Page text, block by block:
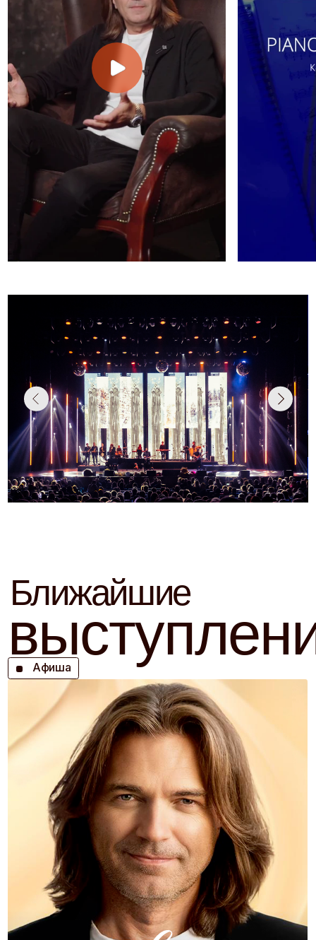
Дата Город/место
19 июл
2026 Филармония
Витебск
Купить билет
12 ОКТ
2026 ДК "Родина", 19:00
Киров
Купить билет
13 ОКТ
Купить билет
2026
15 окт КЗ им. Сары Садыковой 19:00
Набережные Челны
Купить билет
4 ноя Москва
Купить билет
2026
27 ноя ЦКЗ Кубанского Казачьего хора
Краснодар
Купить билет
2026
28 ноя Конгресс-холл ДГТУ 19:00
Ростов-на-Дону
Купить билет
29 ноя КЗ им. Ф.И. Шаляпина 19:00
Ессентуки
Купить билет
Санкт-Петербург